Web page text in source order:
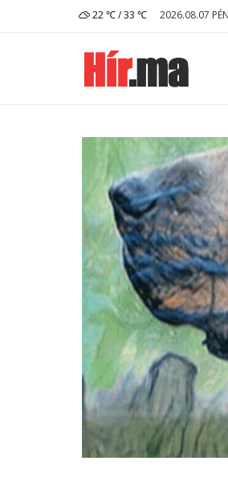
22 ℃ / 33 ℃ 2026.08.07